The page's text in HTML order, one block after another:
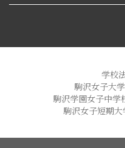
学校
駒沢女子大
駒沢学園女子中学
駒沢女子短期